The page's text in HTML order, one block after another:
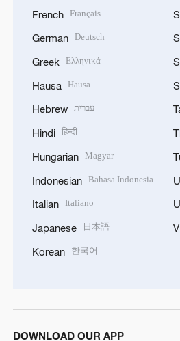
French Français
German Deutsch
Greek Ελληνικά
Hausa Hausa
Hebrew עברית
Hindi हिन्दी
Hungarian Magyar
Indonesian Bahasa Indonesia
Italian Italiano
Japanese 日本語
Korean 한국어
DOWNLOAD OUR APP